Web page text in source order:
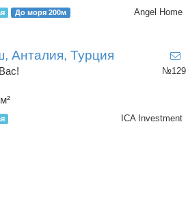
До моря 200м Angel Home
Анталия, Турция
ICA Investment
№129